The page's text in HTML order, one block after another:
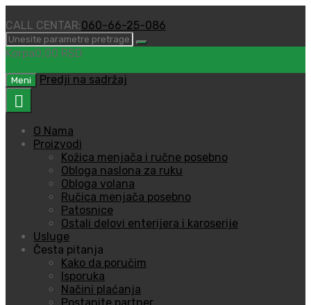
CALL CENTAR:060-66-25-086
Korpa0,00 RSD
Meni Predji na sadržaj
O Nama
Proizvodi
Kožica menjača i ručne posebno
Obloga naslona za ruku
Obloga volana
Ručica menjača posebno
Patosnice
Ostali delovi enterijera i karoserije
Usluge
Česta pitanja
Kako da poručim
Isporuka
Načini plaćanja